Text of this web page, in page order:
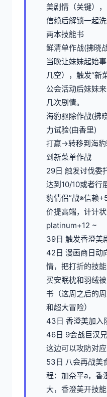
美剧情（关键）
信赖后解锁一起
两本技能书
鲜清单作战(拂晓
当晚让妹妹起始
几空），触发“新
公会活动后妹妹
几次剧情。
海豹驱除作战(拂
力试验(由香里)
打赢→转移到海
到新菜单作战
29日 触发讨伐委
达到10/10或者行
豹情侣”战※信赖
价提高端，计计
platinum+12 ~
39日 触发香澄美
42日 漫画商日动
情，把打折的技
买安眠枕和羽绒
书（这周之后的
和超大冒险）
43日 香澄美加入
46日 9会战巨汉
这边可以攻防对
53日 八会再战美
程：加奈平a，香
大，香澄美开技